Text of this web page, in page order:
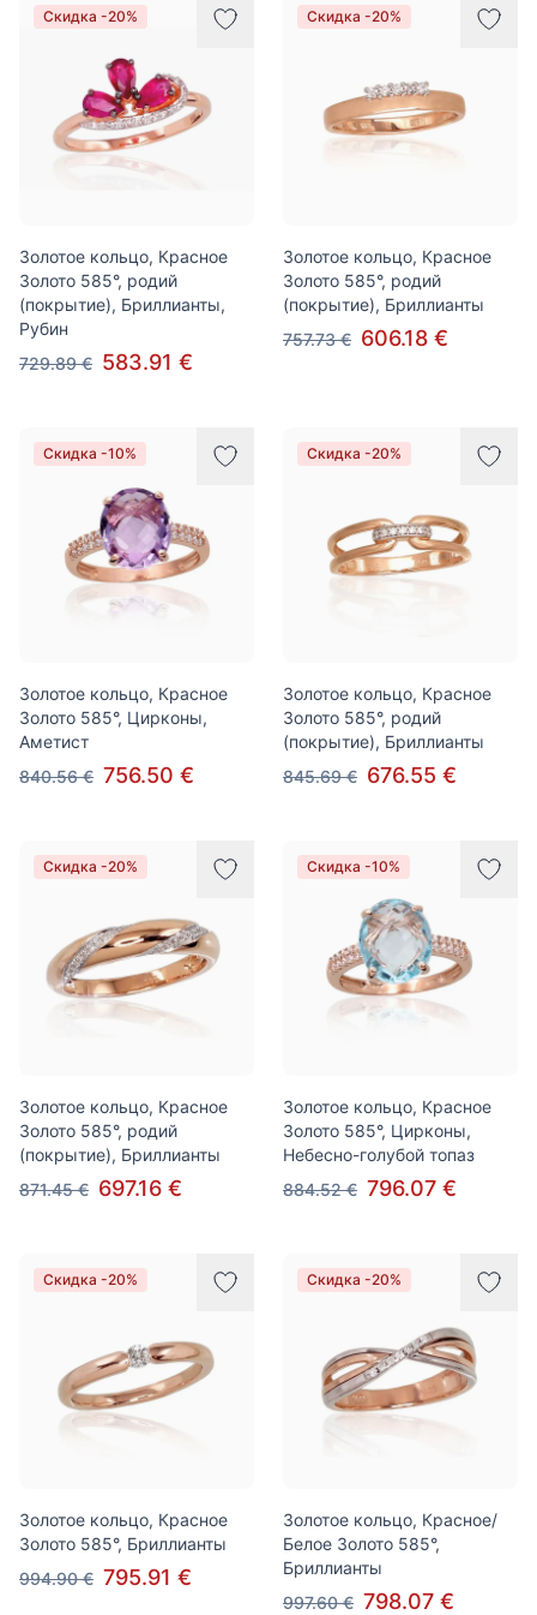
Скидка -20%
Золотое кольцо, Красное
Золото 585°, родий
(покрытие), Бриллианты,
Рубин
729.89 € 583.91 €
Скидка -20%
Золотое кольцо, Красное
Золото 585°, родий
(покрытие), Бриллианты
757.73 € 606.18 €
Скидка -10%
Золотое кольцо, Красное
Золото 585°, Цирконы,
Аметист
840.56 € 756.50 €
Скидка -20%
Золотое кольцо, Красное
Золото 585°, родий
(покрытие), Бриллианты
845.69 € 676.55 €
Скидка -20%
Золотое кольцо, Красное
Золото 585°, родий
(покрытие), Бриллианты
871.45 € 697.16 €
Скидка -10%
Золотое кольцо, Красное
Золото 585°, Цирконы,
Небесно-голубой топаз
884.52 € 796.07 €
Скидка -20%
Золотое кольцо, Красное
Золото 585°, Бриллианты
994.90 € 795.91 €
Скидка -20%
Золотое кольцо, Красное/
Белое Золото 585°,
Бриллианты
997.60 € 798.07 €